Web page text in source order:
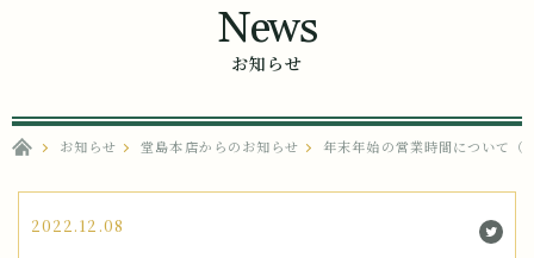
News
お知らせ
お知らせ 堂島本店からのお知らせ 年末年始の営業時間について
2022.12.08